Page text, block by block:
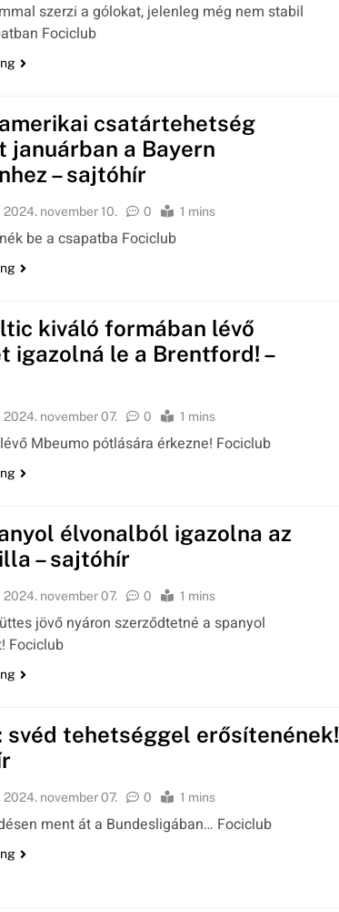
szerzi a gólokat, jelenleg még nem stabil
Fociclub
csatártehetség
januárban a Bayern
– sajtóhír
2024. november 10. 0 1 mins
be a csapatba Fociclub
kiváló formában lévő
igazolná le a Brentford! –
2024. november 07. 0 1 mins
Mbeumo pótlására érkezne! Fociclub
élvonalból igazolna az
– sajtóhír
2024. november 07. 0 1 mins
jövő nyáron szerződtetné a spanyol
Fociclub
svéd tehetséggel erősítenének!
2024. november 07. 0 1 mins
ment át a Bundesligában… Fociclub